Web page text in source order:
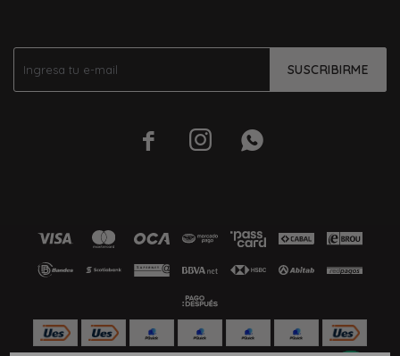
SUSCRIBIRME
  